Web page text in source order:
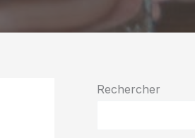
Rechercher